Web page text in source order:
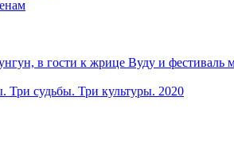
в гости к жрице Вуду и фестиваль
судьбы. Три культуры. 2020